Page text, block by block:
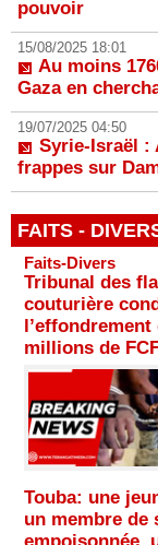
pouvoir
15/08/2025 18:01
Au moins
Gaza en
19/07/2025 04:50
Syrie-Israël :
frappes sur
FAITS -
Faits-Divers
Tribunal des
couturière
l’effondrement
millions de
Touba: une
un membre de